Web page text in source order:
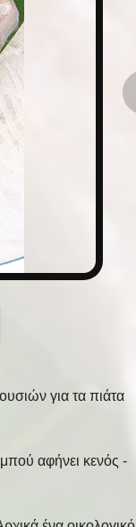
για τα πιάτα
αφήνει κενός -